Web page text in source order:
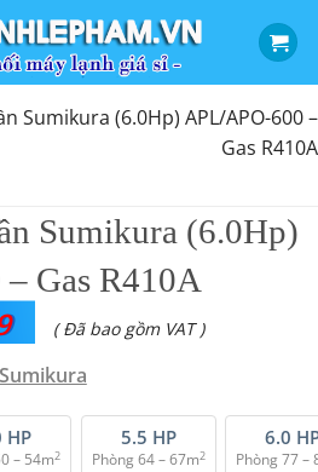
Sumikura (6.0Hp) APL/APO-600 –
Gas R410A
Sumikura (6.0Hp)
Gas R410A
( Đã bao gồm VAT )
HP
– 54m2
5.5 HP
Phòng 64 – 67m2
6.0
Phòng 77 –